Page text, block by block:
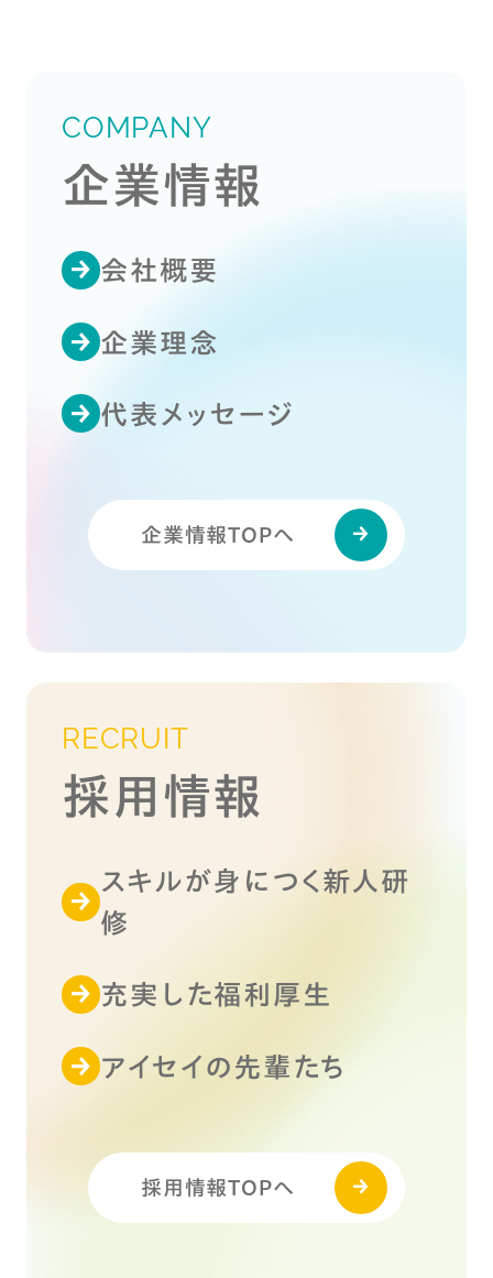
COMPANY
企業情報
会社概要
企業理念
代表メッセージ
企業情報TOPへ
RECRUIT
採用情報
スキルが身につく新人研
修
充実した福利厚生
アイセイの先輩たち
採用情報TOPへ